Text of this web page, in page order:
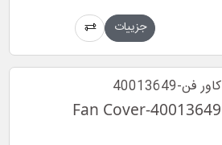
جزییات
کاور فن-40013649
Fan Cover-40013649